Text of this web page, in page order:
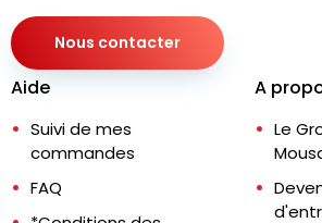
Nous contacter
Aide
Suivi de mes
commandes
FAQ
A
Le